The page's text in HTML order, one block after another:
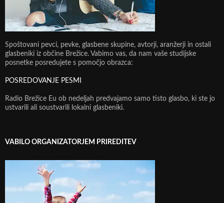
Spoštovani pevci, pevke, glasbene skupine, avtorji, aranžerji in ostali
glasbeniki iz občine Brežice. Vabimo vas, da nam vaše studijske
posnetke posredujete s pomočjo obrazca:
POSREDOVANJE PESMI
Radio Brežice Eu ob nedeljah predvajamo samo tisto glasbo, ki ste jo
ustvarili ali soustvarili lokalni glasbeniki.
VABILO ORGANIZATORJEM PRIREDITEV